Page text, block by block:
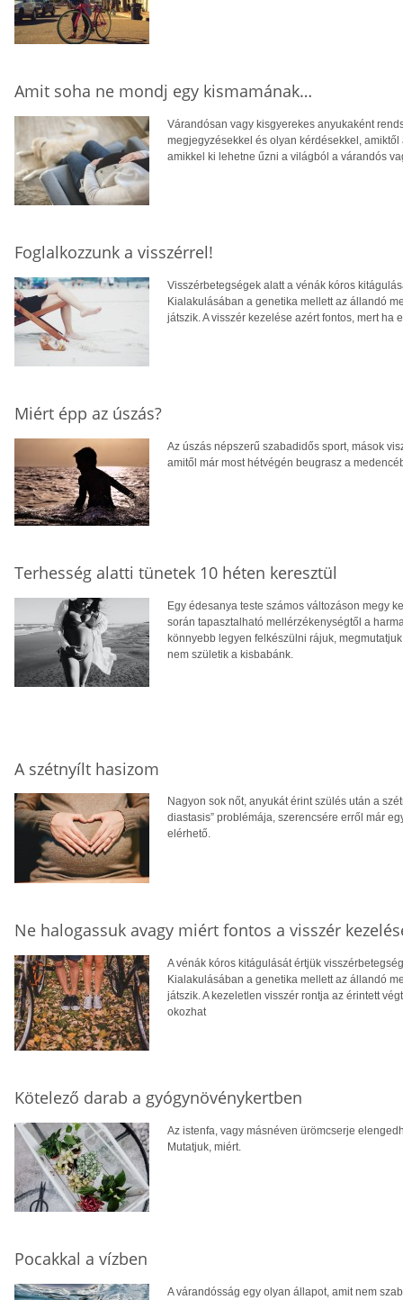
Amit soha ne mondj egy kismamának…
Várandósan vagy kisgyerekes anyukaként
megjegyzésekkel és olyan kérdésekkel,
amikkel ki lehetne űzni a világból a várandós
Foglalkozzunk a visszérrel!
Visszérbetegségek alatt a vénák kóros
Kialakulásában a genetika mellett az állandó
játszik. A visszér kezelése azért fontos, mert
Miért épp az úszás?
Az úszás népszerű szabadidős sport, mások
amitől már most hétvégén beugrasz a
Terhesség alatti tünetek 10 héten keresztül
Egy édesanya teste számos változáson megy
során tapasztalható mellérzékenységtől a
könnyebb legyen felkészülni rájuk,
nem születik a kisbabánk.
A szétnyílt hasizom
Nagyon sok nőt, anyukát érint szülés után a
diastasis” problémája, szerencsére erről már
elérhető.
Ne halogassuk avagy miért fontos a visszér
A vénák kóros kitágulását értjük
Kialakulásában a genetika mellett az állandó
játszik. A kezeletlen visszér rontja az érintett
okozhat
Kötelező darab a gyógynövénykertben
Az istenfa, vagy másnéven ürömcserje
Mutatjuk, miért.
Pocakkal a vízben
A várandósság egy olyan állapot, amit nem